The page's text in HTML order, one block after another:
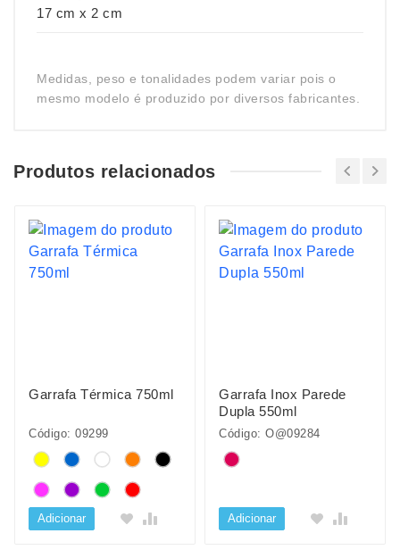
17 cm x 2 cm
Medidas, peso e tonalidades podem variar pois o
mesmo modelo é produzido por diversos fabricantes.
Produtos relacionados
Garrafa Térmica 750ml
Código: 09299
Adicionar
Garrafa Inox Parede
Dupla 550ml
Código: O@09284
Adicionar